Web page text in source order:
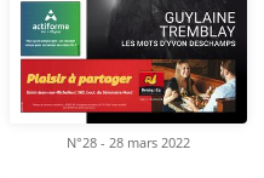
N°28 - 28 mars 2022